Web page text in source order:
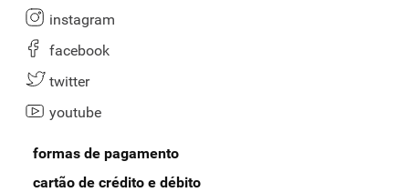
instagram
facebook
twitter
youtube
formas de pagamento
cartão de crédito e débito